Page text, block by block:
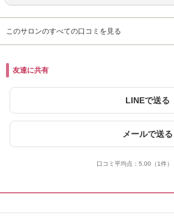
このサロンのすべての口コミを見る
友達に共有
LINEで送る
メールで送る
口コミ平均点： 5.00 （1件）